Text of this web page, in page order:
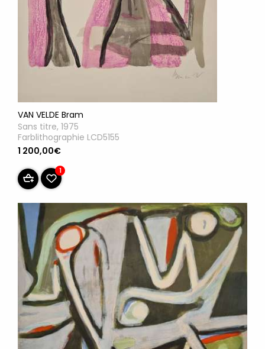
VAN VELDE Bram
Sans titre, 1975
Farblithographie LCD5155
1 200,00€
1